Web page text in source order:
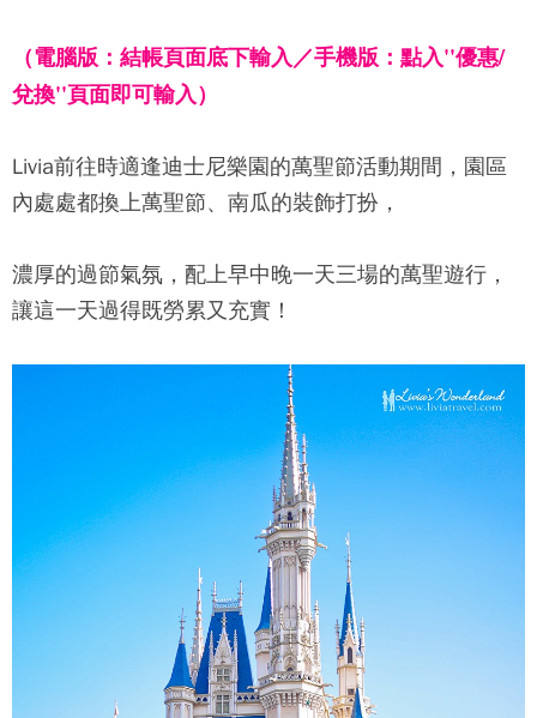
（電腦版：結帳頁面底下輸入／手機版：點入''優惠/
兌換''頁面即可輸入）
Livia前往時適逢迪士尼樂園的萬聖節活動期間，園區
內處處都換上萬聖節、南瓜的裝飾打扮，
濃厚的過節氣氛，配上早中晚一天三場的萬聖遊行，
讓這一天過得既勞累又充實！